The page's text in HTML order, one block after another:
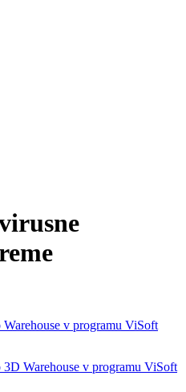
v programu ViSoft
Warehouse v programu ViSoft